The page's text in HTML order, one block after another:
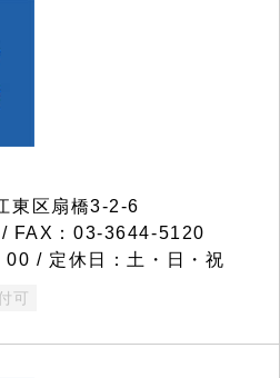
区扇橋3-2-6
FAX：03-3644-5120
/ 定休日：土・日・祝
可